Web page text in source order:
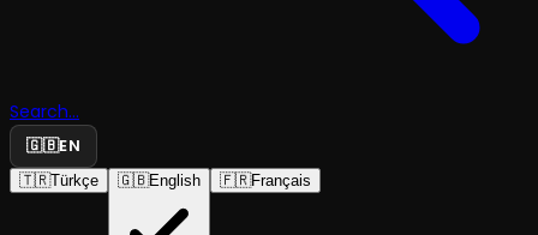
Search...
🇬🇧EN
🇹🇷Türkçe 🇬🇧English 🇫🇷Français